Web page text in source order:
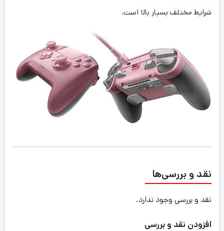
شرایط مختلف بسیار بالا است.
نقد و بررسی‌ها
نقد و بررسی وجود ندارد.
افزودن نقد و بررسی